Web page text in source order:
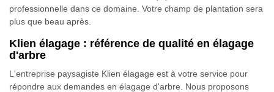
professionnelle dans ce domaine. Votre champ de plantation sera
plus que beau après.
Klien élagage : référence de qualité en élagage
d'arbre
L'entreprise paysagiste Klien élagage est à votre service pour
répondre aux demandes en élagage d'arbre. Nous proposons